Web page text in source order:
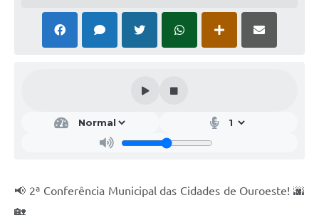
📢 2ª Conferência Municipal das Cidades de Ouroeste! 🌆
🏡